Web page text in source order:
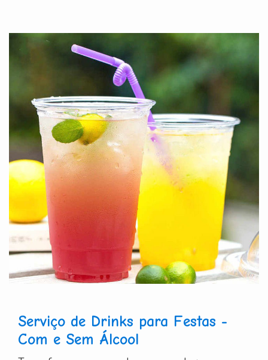
Serviço de Drinks para Festas -
Com e Sem Álcool